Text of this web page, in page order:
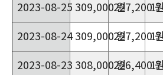
2023-08-25 309,000 원227,200
2023-08-24 309,000 원227,200
2023-08-23 308,000 원226,400